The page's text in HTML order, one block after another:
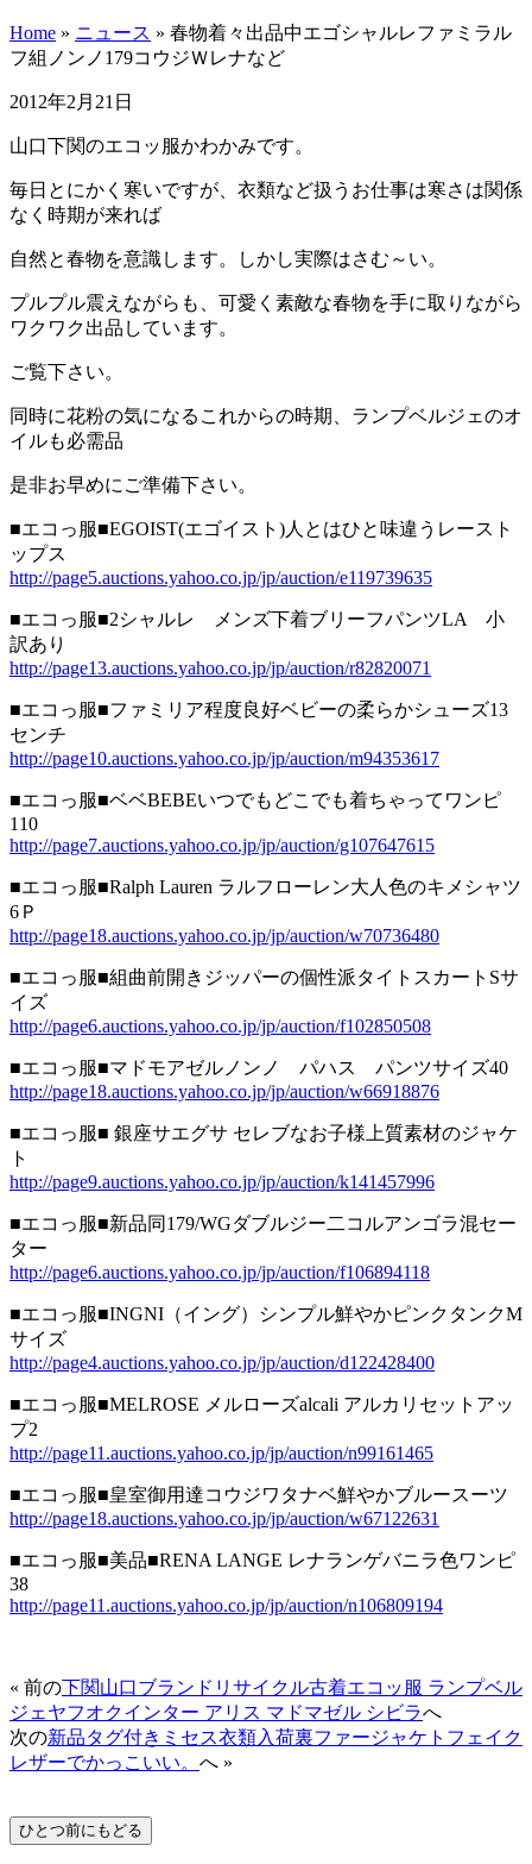
Home » ニュース » 春物着々出品中エゴシャルレファミラル
フ組ノンノ179コウジＷレナなど
2012年2月21日
山口下関のエコッ服かわかみです。
毎日とにかく寒いですが、衣類など扱うお仕事は寒さは関係
なく時期が来れば
自然と春物を意識します。しかし実際はさむ～い。
プルプル震えながらも、可愛く素敵な春物を手に取りながら
ワクワク出品しています。
ご覧下さい。
同時に花粉の気になるこれからの時期、ランプベルジェのオ
イルも必需品
是非お早めにご準備下さい。
■エコっ服■EGOIST(エゴイスト)人とはひと味違うレースト
ップス
http://page5.auctions.yahoo.co.jp/jp/auction/e119739635
■エコっ服■2シャルレ メンズ下着ブリーフパンツLA 小
訳あり
http://page13.auctions.yahoo.co.jp/jp/auction/r82820071
■エコっ服■ファミリア程度良好ベビーの柔らかシューズ13
センチ
http://page10.auctions.yahoo.co.jp/jp/auction/m94353617
■エコっ服■ベベBEBEいつでもどこでも着ちゃってワンピ
110
http://page7.auctions.yahoo.co.jp/jp/auction/g107647615
■エコっ服■Ralph Lauren ラルフローレン大人色のキメシャツ
6Ｐ
http://page18.auctions.yahoo.co.jp/jp/auction/w70736480
■エコっ服■組曲前開きジッパーの個性派タイトスカートSサ
イズ
http://page6.auctions.yahoo.co.jp/jp/auction/f102850508
■エコっ服■マドモアゼルノンノ パハス パンツサイズ40
http://page18.auctions.yahoo.co.jp/jp/auction/w66918876
■エコっ服■ 銀座サエグサ セレブなお子様上質素材のジャケ
ト
http://page9.auctions.yahoo.co.jp/jp/auction/k141457996
■エコっ服■新品同179/WGダブルジー二コルアンゴラ混セー
ター
http://page6.auctions.yahoo.co.jp/jp/auction/f106894118
■エコっ服■INGNI（イング）シンプル鮮やかピンクタンクM
サイズ
http://page4.auctions.yahoo.co.jp/jp/auction/d122428400
■エコっ服■MELROSE メルローズalcali アルカリセットアッ
プ2
http://page11.auctions.yahoo.co.jp/jp/auction/n99161465
■エコっ服■皇室御用達コウジワタナベ鮮やかブルースーツ
http://page18.auctions.yahoo.co.jp/jp/auction/w67122631
■エコっ服■美品■RENA LANGE レナランゲバニラ色ワンピ
38
http://page11.auctions.yahoo.co.jp/jp/auction/n106809194
« 前の下関山口ブランドリサイクル古着エコッ服 ランプベル
ジェヤフオクインター アリス マドマゼル シビラへ
次の新品タグ付きミセス衣類入荷裏ファージャケトフェイク
レザーでかっこいい。 へ »